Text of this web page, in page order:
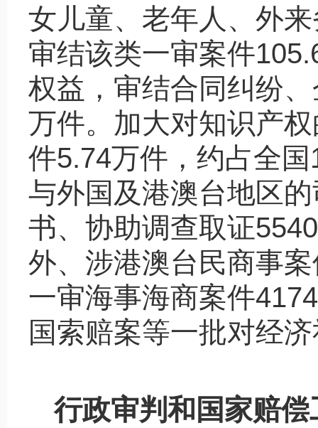
女儿童、老年人、外
审结该类一审案件
权益，审结合同纠纷
万件。加大对知识产
件5.74万件，约占全国
与外国及港澳台地区
书、协助调查取证5540
外、涉港澳台民商事
一审海事海商案件4174
国索赔案等一批对经
行政审判和国家赔偿